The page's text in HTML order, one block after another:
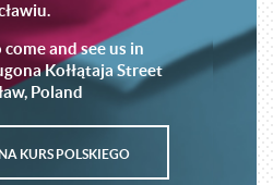
come and see us in
Kołłątaja Street
Poland
KURS POLSKIEGO